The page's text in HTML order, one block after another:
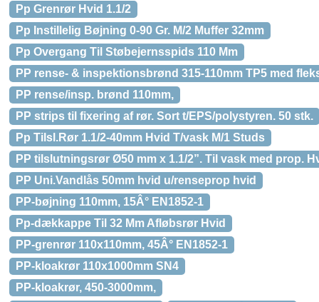
Pp Grenrør Hvid 1.1/2
Pp Instillelig Bøjning 0-90 Gr. M/2 Muffer 32mm
Pp Overgang Til Støbejernsspids 110 Mm
PP rense- & inspektionsbrønd 315-110mm TP5 med
PP rense/insp. brønd 110mm,
PP strips til fixering af rør. Sort t/EPS/polystyren. 50 stk.
Pp Tilsl.Rør 1.1/2-40mm Hvid T/vask M/1 Studs
PP tilslutningsrør Ø50 mm x 1.1/2”. Til vask med prop.
PP Uni.Vandlås 50mm hvid u/renseprop hvid
PP-bøjning 110mm, 15Â° EN1852-1
Pp-dækkappe Til 32 Mm Afløbsrør Hvid
PP-grenrør 110x110mm, 45Â° EN1852-1
PP-kloakrør 110x1000mm SN4
PP-kloakrør, 450-3000mm,